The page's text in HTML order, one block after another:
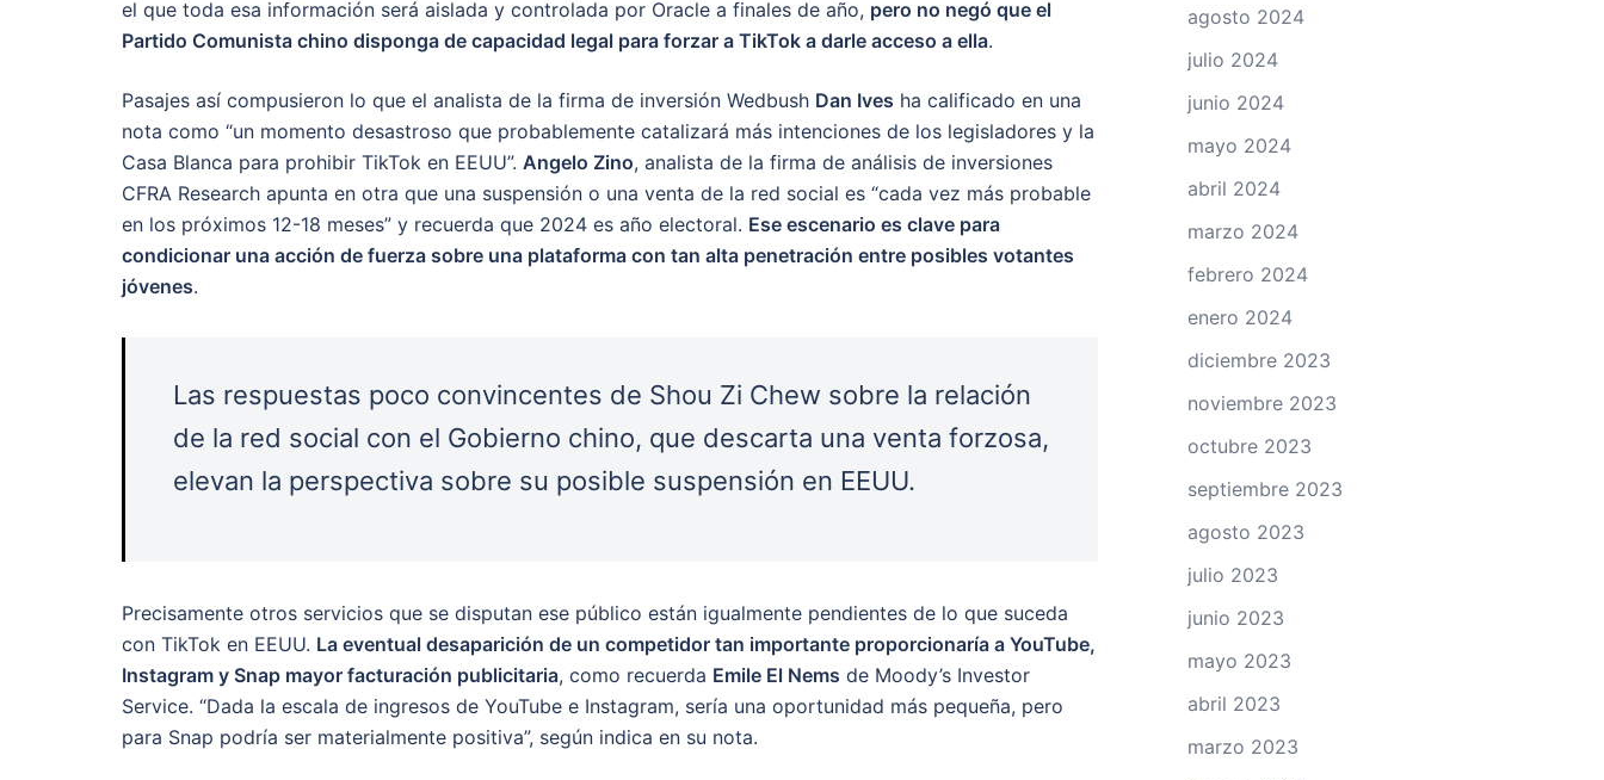
el que toda esa información será aislada y controlada por Oracle a finales de año, pero no negó que el
Partido Comunista chino disponga de capacidad legal para forzar a TikTok a darle acceso a ella.
Pasajes así compusieron lo que el analista de la firma de inversión Wedbush Dan Ives ha calificado en una
nota como “un momento desastroso que probablemente catalizará más intenciones de los legisladores y la
Casa Blanca para prohibir TikTok en EEUU”. Angelo Zino, analista de la firma de análisis de inversiones
CFRA Research apunta en otra que una suspensión o una venta de la red social es “cada vez más probable
en los próximos 12-18 meses” y recuerda que 2024 es año electoral. Ese escenario es clave para
condicionar una acción de fuerza sobre una plataforma con tan alta penetración entre posibles votantes
jóvenes.
Las respuestas poco convincentes de Shou Zi Chew sobre la relación
de la red social con el Gobierno chino, que descarta una venta forzosa,
elevan la perspectiva sobre su posible suspensión en EEUU.
Precisamente otros servicios que se disputan ese público están igualmente pendientes de lo que suceda
con TikTok en EEUU. La eventual desaparición de un competidor tan importante proporcionaría a YouTube,
Instagram y Snap mayor facturación publicitaria, como recuerda Emile El Nems de Moody’s Investor
Service. “Dada la escala de ingresos de YouTube e Instagram, sería una oportunidad más pequeña, pero
para Snap podría ser materialmente positiva”, según indica en su nota.
agosto 2024
julio 2024
junio 2024
mayo 2024
abril 2024
marzo 2024
febrero 2024
enero 2024
diciembre 2023
noviembre 2023
octubre 2023
septiembre 2023
agosto 2023
julio 2023
junio 2023
mayo 2023
abril 2023
marzo 2023